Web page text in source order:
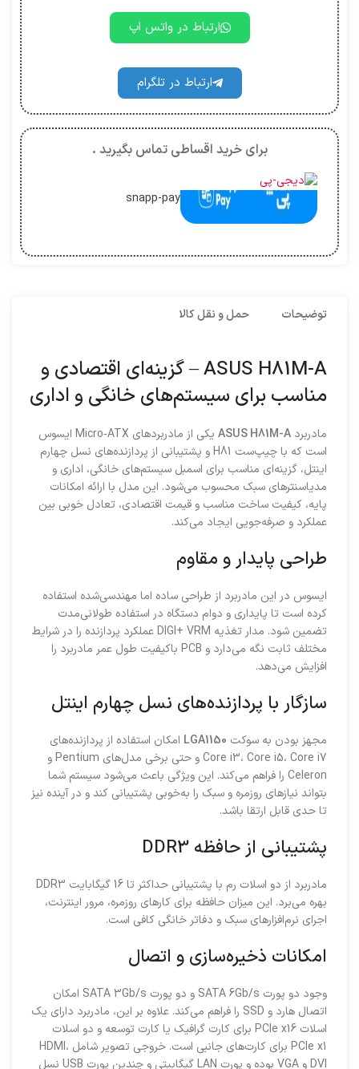
ارتباط در واتس اپ
ارتباط در تلگرام
برای خرید اقساطی تماس بگیرید .
snapp-pay
توضیحات حمل و نقل کالا
ASUS H81M-A – گزینه‌ای اقتصادی و
مناسب برای سیستم‌های خانگی و اداری
مادربرد ASUS H81M-A
یکی از مادربردهای Micro‑ATX ایسوس
است که با چیپ‌ست H81 و پشتیبانی از پردازنده‌های نسل چهارم
اینتل، گزینه‌ای مناسب برای اسمبل سیستم‌های خانگی، اداری و
مدیا‌سنترهای سبک محسوب می‌شود. این مدل با ارائه امکانات
پایه، کیفیت ساخت مناسب و قیمت اقتصادی، تعادل خوبی بین
عملکرد و صرفه‌جویی ایجاد می‌کند.
طراحی پایدار و مقاوم
ایسوس در این مادربرد از طراحی ساده اما مهندسی‌شده استفاده
کرده است تا پایداری و دوام دستگاه در استفاده طولانی‌مدت
تضمین شود. مدار تغذیه DIGI+ VRM عملکرد پردازنده را در شرایط
مختلف ثابت نگه می‌دارد و PCB باکیفیت طول عمر مادربرد را
افزایش می‌دهد.
سازگار با پردازنده‌های نسل چهارم اینتل
مجهز بودن به سوکت LGA1150 امکان استفاده از پردازنده‌های
Core i3، Core i5، Core i7 و حتی برخی مدل‌های Pentium و
Celeron را فراهم می‌کند. این ویژگی باعث می‌شود سیستم شما
بتواند نیازهای روزمره و سبک را به‌خوبی پشتیبانی کند و در آینده نیز
تا حدی قابل ارتقا باشد.
پشتیبانی از حافظه DDR3
مادربرد از دو اسلات رم با پشتیبانی حداکثر تا 16 گیگابایت DDR3
بهره می‌برد. این میزان حافظه برای کارهای روزمره، مرور اینترنت،
اجرای نرم‌افزارهای سبک و دفاتر خانگی کافی است.
امکانات ذخیره‌سازی و اتصال
وجود دو پورت SATA 6Gb/s و دو پورت SATA 3Gb/s امکان
اتصال هارد و SSD را فراهم می‌کند. علاوه بر این، مادربرد دارای یک
اسلات PCIe x16 برای کارت گرافیک یا کارت توسعه و دو اسلات
PCIe x1 برای کارت‌های جانبی است. خروجی تصویر شامل HDMI،
DVI و VGA بوده و پورت LAN گیگابیتی و چندین پورت USB نسل